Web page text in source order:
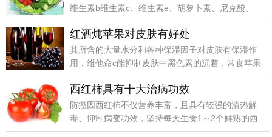
维生素b维生素c、维生素e、胡萝卜素、尼克酸、
钙、磷、铁等营养成分。
红酒炖苹果对皮肤有好处
其所含的大量水分和各种保湿因子对皮肤有保湿作
用，维他命c能抑制皮肤中黑色素的沉着，常食苹果
可淡化面部雀斑及黄褐斑。
西红柿具有十大治病功效
防癌因西红柿不仅营养丰富，且具有较强的清热解
毒、抑制病变功效，坚持每天生食1～2个鲜熟的西
红柿，可起到防癌和辅助治疗癌症的作用。